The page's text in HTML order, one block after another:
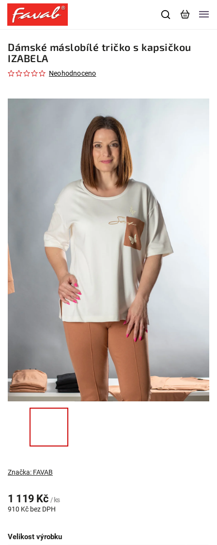
Dámské máslobílé tričko s kapsičkou
IZABELA
Neohodnoceno
Značka: FAVAB
1 119 Kč / ks
910 Kč bez DPH
Velikost výrobku